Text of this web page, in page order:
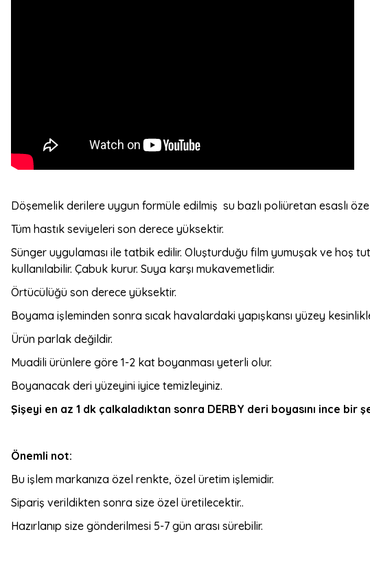
Döşemelik derilere uygun formüle edilmiş su bazlı poliüretan esaslı özel
Tüm hastık seviyeleri son derece yüksektir.
Sünger uygulaması ile tatbik edilir. Oluşturduğu film yumuşak ve hoş
kullanılabilir. Çabuk kurur. Suya karşı mukavemetlidir.
Örtücülüğü son derece yüksektir.
Boyama işleminden sonra sıcak havalardaki yapışkansı yüzey
Ürün parlak değildir.
Muadili ürünlere göre 1-2 kat boyanması yeterli olur.
Boyanacak deri yüzeyini iyice temizleyiniz.
Şişeyi en az 1 dk çalkaladıktan sonra DERBY deri boyasını ince bir
Önemli not:
Bu işlem markanıza özel renkte, özel üretim işlemidir.
Sipariş verildikten sonra size özel üretilecektir..
Hazırlanıp size gönderilmesi 5-7 gün arası sürebilir.